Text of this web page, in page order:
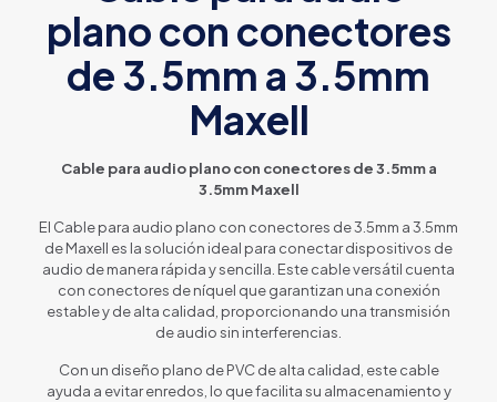
plano con conectores
de 3.5mm a 3.5mm
Maxell
Cable para audio plano con conectores de 3.5mm a
3.5mm Maxell
El Cable para audio plano con conectores de 3.5mm a 3.5mm
de Maxell es la solución ideal para conectar dispositivos de
audio de manera rápida y sencilla. Este cable versátil cuenta
con conectores de níquel que garantizan una conexión
estable y de alta calidad, proporcionando una transmisión
de audio sin interferencias.
Con un diseño plano de PVC de alta calidad, este cable
ayuda a evitar enredos, lo que facilita su almacenamiento y